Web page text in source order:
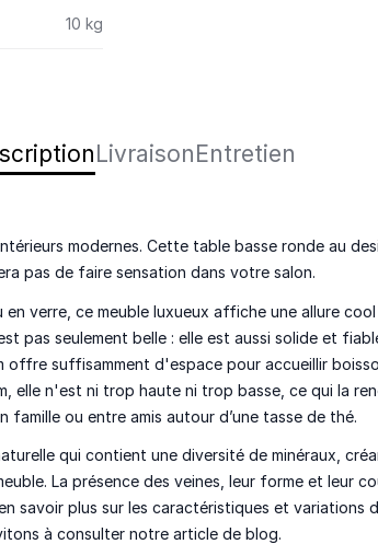
10 kg
LivraisonEntretien
modernes. Cette table basse rondeau
pas de fairesensation dans votre salon.
en verre , ce meuble luxueux affiche une allure
pas seulement belle : elle est aussisolide et
offre suffisamment d'espace pour accueillir
, elle n'est ni trop haute ni trop basse, ce qui la
famille ou entre amis autour d’une tasse de thé.
qui contient une diversité de minéraux,
La présence des veines, leur forme et leur
savoir plus sur les caractéristiques et variations
à consulternotre article de blog.